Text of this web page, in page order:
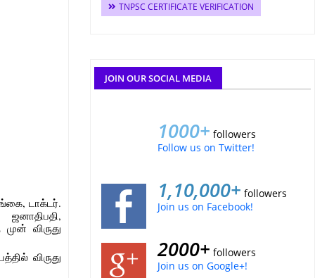
டாக்டர்.
விருது
விருது
TNPSC CERTIFICATE VERIFICATION
JOIN OUR SOCIAL MEDIA
1000+ followers
Follow us on Twitter!
1,10,000+ followers
Join us on Facebook!
2000+ followers
Join us on Google+!